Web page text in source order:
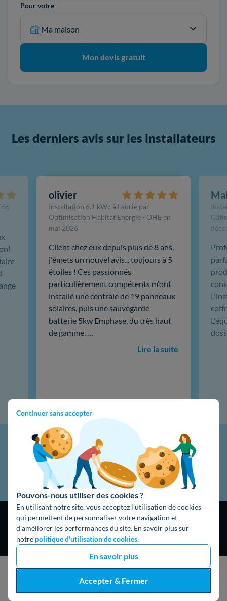
Continuer sans accepter
Pouvons-nous utiliser des cookies ?
En utilisant notre site, vous acceptez l’utilisation de cookies
qui permettent de personnaliser votre navigation et
d’améliorer les performances du site. En savoir plus sur
notre politique d'utilisation de cookies.
En savoir plus
Accepter & Fermer
J'obtiens un devis gratuit
Pour votre
Ma maison
Mon devis gratuit
Les derniers avis sur les installateurs
olivier
Installation 6,1 kWc à Laurie par
Optimisation Habitat Energie - OHE en
mai 2026
Client chez eux depuis plus de 8 ans,
j'émets un nouvel avis... toujours à 5
étoiles ! Ces passionnés
particulièrement compétents m'ont
installé une centrale de 19 panneaux
solaires, puis une sauvegarde
batterie 5kw Emphase, du très haut
de gamme. …
Lire la suite
4,9/5
16474 avis Google